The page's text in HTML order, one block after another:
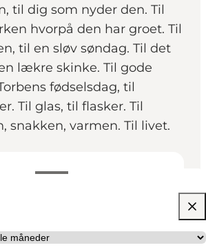
til dig som nyder den. Til
hvorpå den har groet. Til
til en sløv søndag. Til det
lækre skinke. Til gode
fødselsdag, til
Til glas, til flasker. Til
snakken, varmen. Til livet.
Venner